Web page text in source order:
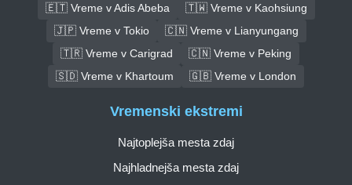
🇪🇹 Vreme v Adis Abeba
🇹🇼 Vreme v Kaohsiung
🇯🇵 Vreme v Tokio
🇨🇳 Vreme v Lianyungang
🇹🇷 Vreme v Carigrad
🇨🇳 Vreme v Peking
🇸🇩 Vreme v Khartoum
🇬🇧 Vreme v London
Vremenski ekstremi
Najtoplejša mesta zdaj
Najhladnejša mesta zdaj